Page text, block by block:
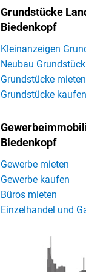
Grundstücke
Biedenkopf
Kleinanzeigen
Neubau Grundstück
Grundstücke
Grundstücke kaufen
Biedenkopf
Gewerbe mieten
Gewerbe kaufen
Büros mieten
Einzelhandel und